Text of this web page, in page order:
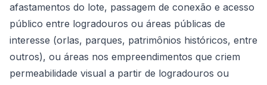
afastamentos do lote, passagem de conexão e acesso
público entre logradouros ou áreas públicas de
interesse (orlas, parques, patrimônios históricos, entre
outros), ou áreas nos empreendimentos que criem
permeabilidade visual a partir de logradouros ou